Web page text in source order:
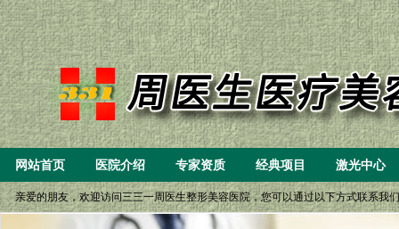
网站首页 医院介绍 专家资质 经典项目 激光中心
亲爱的朋友，欢迎访问三三一周医生整形美容医院，您可以通过以下方式联系